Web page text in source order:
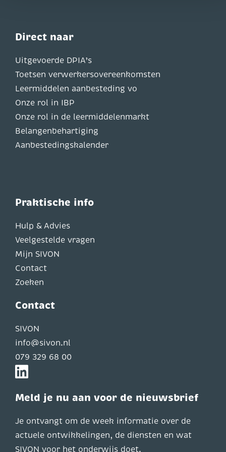
Direct naar
Uitgevoerde DPIA’s
Toetsen verwerkersovereenkomsten
Leermiddelen aanbesteding vo
Onze rol in IBP
Onze rol in de leermiddelenmarkt
Belangenbehartiging
Aanbestedingskalender
Praktische info
Hulp & Advies
Veelgestelde vragen
Mijn SIVON
Contact
Zoeken
Contact
SIVON
info@sivon.nl
079 329 68 00
Meld je nu aan voor de nieuwsbrief
Je ontvangt om de week informatie over de
actuele ontwikkelingen, de diensten en wat
SIVON voor het onderwijs doet.